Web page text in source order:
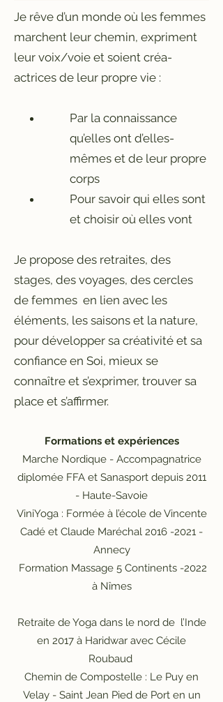
Je rêve d’un monde où les femmes
marchent leur chemin, expriment
leur voix/voie et soient créa-
actrices de leur propre vie :
Par la connaissance
qu’elles ont d’elles-
mêmes et de leur propre
corps
Pour savoir qui elles sont
et choisir où elles vont
Je propose des retraites, des
stages, des voyages, des cercles
de femmes en lien avec les
éléments, les saisons et la nature,
pour développer sa créativité et sa
confiance en Soi, mieux se
connaître et s’exprimer, trouver sa
place et s’affirmer.
Formations et expériences
Marche Nordique - Accompagnatrice
diplomée FFA et Sanasport depuis 2011
- Haute-Savoie
ViniYoga : Formée à l’école de Vincente
Cadé et Claude Maréchal 2016 -2021 -
Annecy
Formation Massage 5 Continents -2022
à Nîmes
Retraite de Yoga dans le nord de l’Inde
en 2017 à Haridwar avec Cécile
Roubaud
Chemin de Compostelle : Le Puy en
Velay - Saint Jean Pied de Port en un